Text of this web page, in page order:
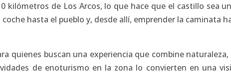
kilómetros de Los Arcos, lo que hace que el castillo sea
coche hasta el pueblo y, desde allí, emprender la caminata
quienes buscan una experiencia que combine
de enoturismo en la zona lo convierten en una